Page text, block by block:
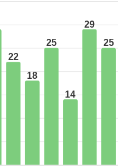
22
18
25
14
29
25